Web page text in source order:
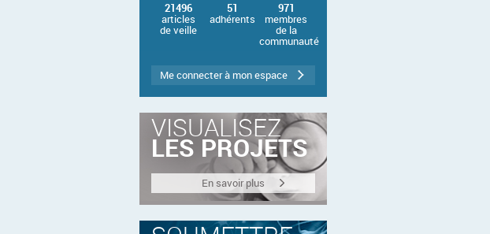
21496
articles
de veille
51
adhérents
971
membres
de la
communauté
Me connecter à mon espace
VISUALISEZ
LES PROJETS
En savoir plus